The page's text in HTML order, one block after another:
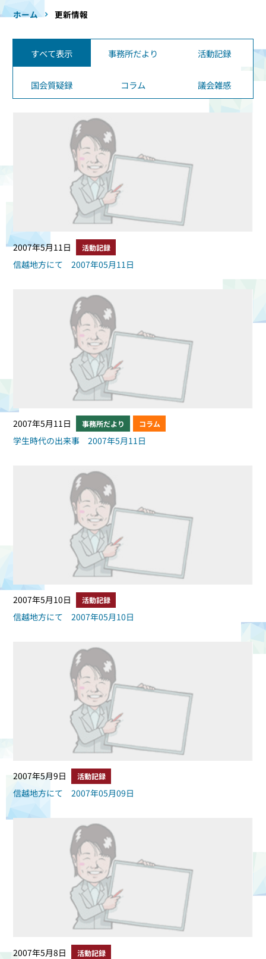
ホーム 更新情報
すべて表示 事務所だより 活動記録
国会質疑録 コラム 議会雑感
2007年5月11日 活動記録
信越地方にて 2007年05月11日
2007年5月11日 事務所だより コラム
学生時代の出来事 2007年5月11日
2007年5月10日 活動記録
信越地方にて 2007年05月10日
2007年5月9日 活動記録
信越地方にて 2007年05月09日
2007年5月8日 活動記録